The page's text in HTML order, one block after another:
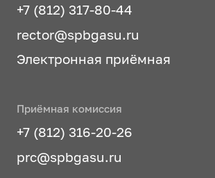
+7 (812) 317-80-44
rector@spbgasu.ru
Электронная приёмная
Приёмная комиссия
+7 (812) 316-20-26
prc@spbgasu.ru